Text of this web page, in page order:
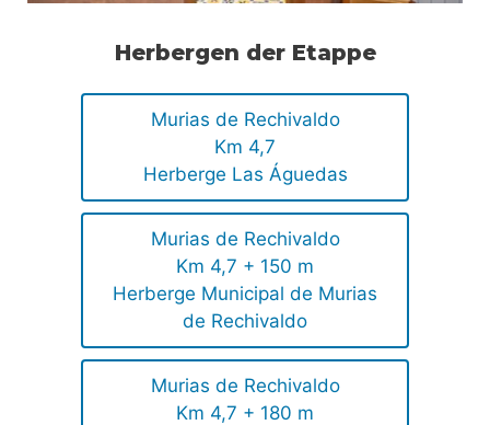
Herbergen der Etappe
Murias de Rechivaldo
Km 4,7
Herberge Las Águedas
Murias de Rechivaldo
Km 4,7 + 150 m
Herberge Municipal de Murias
de Rechivaldo
Murias de Rechivaldo
Km 4,7 + 180 m